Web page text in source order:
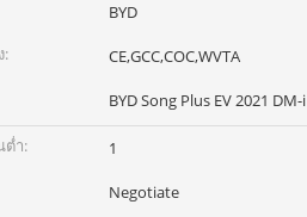
BYD
:
CE,GCC,COC,WVTA
BYD Song Plus EV 2021 DM-i
ต่ำ:
1
Negotiate